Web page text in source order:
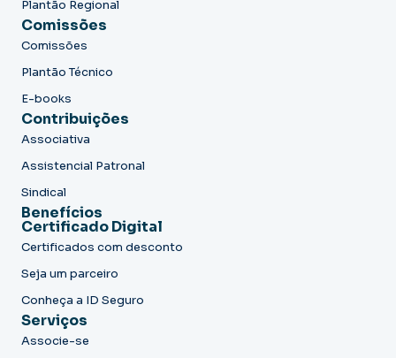
Plantão Regional
Comissões
Comissões
Plantão Técnico
E-books
Contribuições
Associativa
Assistencial Patronal
Sindical
Benefícios
Certificado Digital
Certificados com desconto
Seja um parceiro
Conheça a ID Seguro
Serviços
Associe-se